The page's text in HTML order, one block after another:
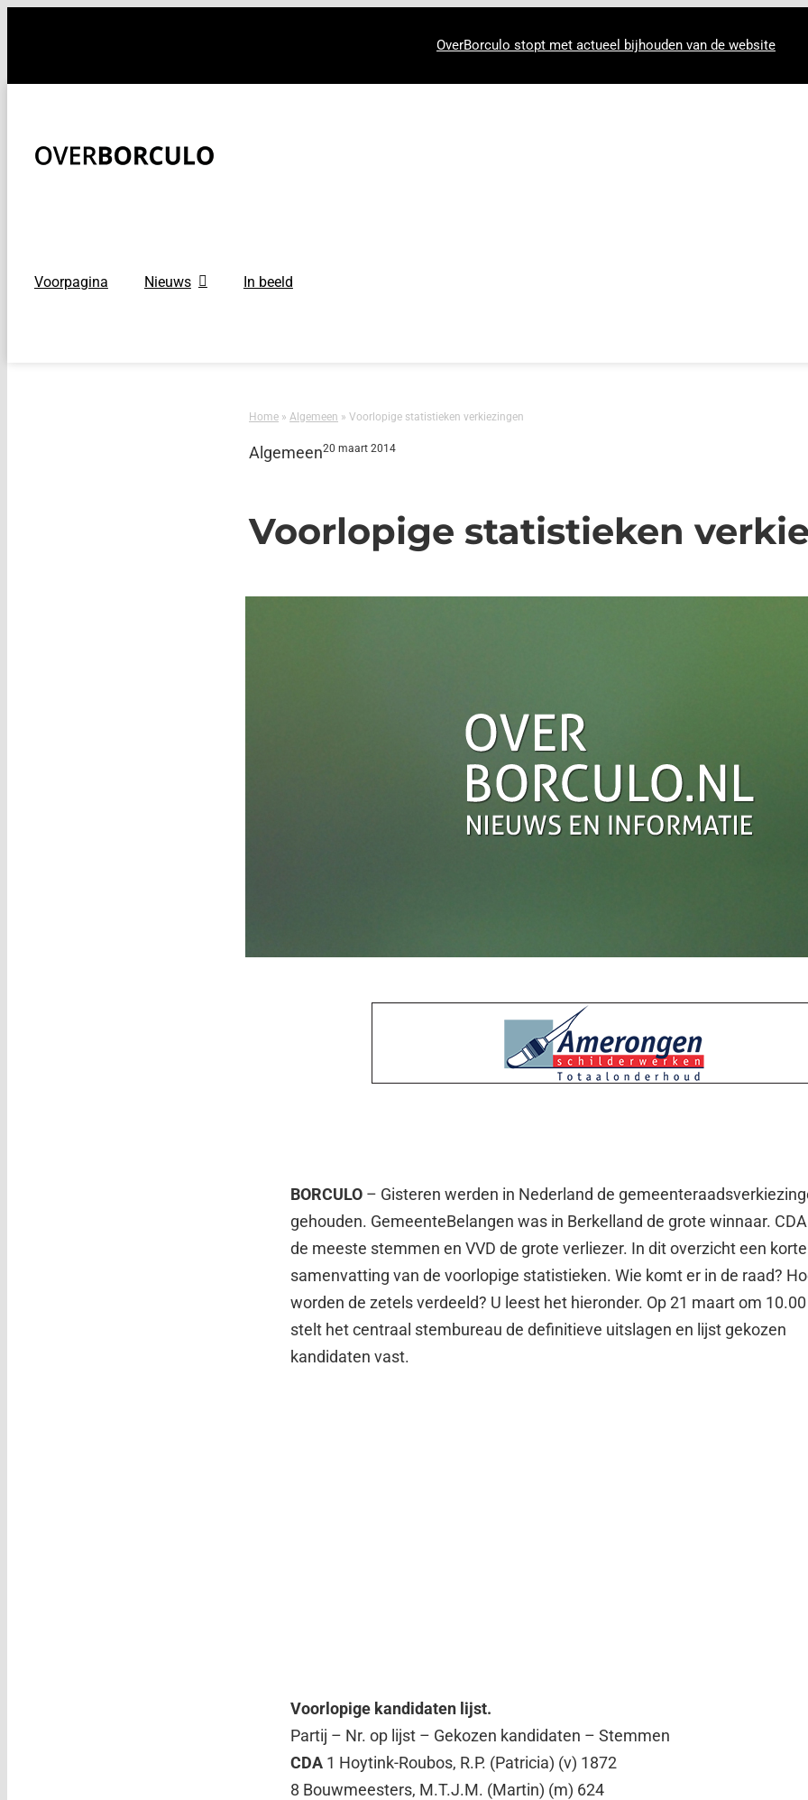
OverBorculo stopt met actueel bijhouden van de website
Voorpagina Nieuws In beeld
Home »Algemeen »Voorlopige statistieken verkiezingen
Algemeen20 maart 2014
Voorlopige statistieken
BORCULO – Gisteren werden in Nederland de
gehouden. GemeenteBelangen was in Berkelland de grote winnaar.
de meeste stemmen en VVD de grote verliezer. In dit overzicht een korte
samenvatting van de voorlopige statistieken. Wie komt er in de raad?
worden de zetels verdeeld? U leest het hieronder. Op 21 maart om
stelt het centraal stembureau de definitieve uitslagen en lijst gekozen
kandidaten vast.
Voorlopige kandidaten lijst.
Partij – Nr. op lijst – Gekozen kandidaten – Stemmen
CDA 1 Hoytink-Roubos, R.P. (Patricia) (v) 1872
8 Bouwmeesters, M.T.J.M. (Martin) (m) 624